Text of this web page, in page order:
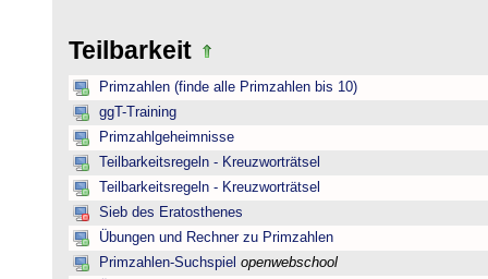
Teilbarkeit
Primzahlen (finde alle Primzahlen bis 10)
ggT-Training
Primzahlgeheimnisse
Teilbarkeitsregeln - Kreuzworträtsel
Teilbarkeitsregeln - Kreuzworträtsel
Sieb des Eratosthenes
Übungen und Rechner zu Primzahlen
Primzahlen-Suchspiel openwebschool